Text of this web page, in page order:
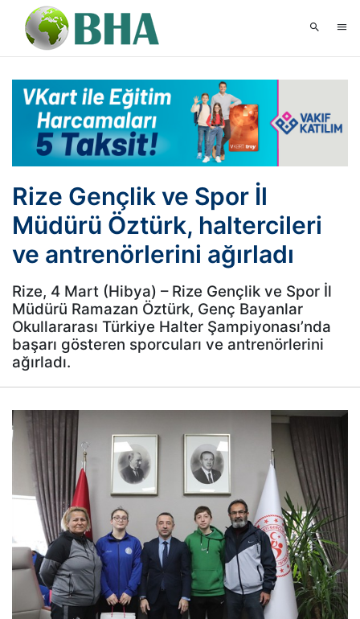
Rize Gençlik ve Spor İl
Müdürü Öztürk, haltercileri
ve antrenörlerini ağırladı
Rize, 4 Mart (Hibya) – Rize Gençlik ve Spor İl
Müdürü Ramazan Öztürk, Genç Bayanlar
Okullararası Türkiye Halter Şampiyonası’nda
başarı gösteren sporcuları ve antrenörlerini
ağırladı.